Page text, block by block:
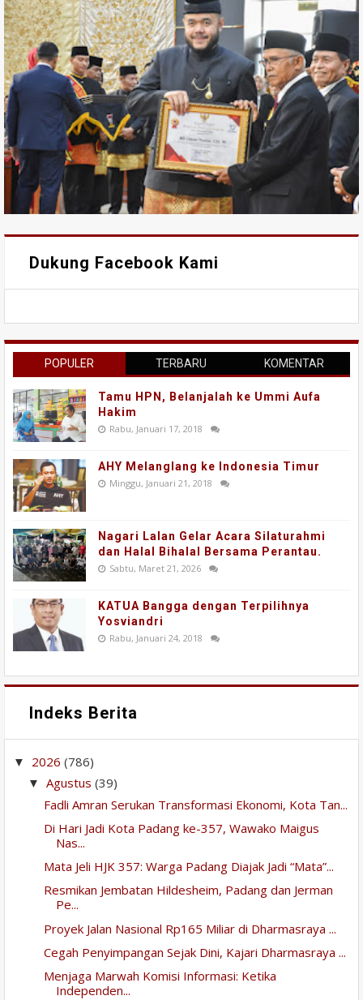
Dukung Facebook Kami
POPULER TERBARU KOMENTAR
Tamu HPN, Belanjalah ke Ummi Aufa
Hakim
Rabu, Januari 17, 2018
AHY Melanglang ke Indonesia Timur
Minggu, Januari 21, 2018
Nagari Lalan Gelar Acara Silaturahmi
dan Halal Bihalal Bersama Perantau.
Sabtu, Maret 21, 2026
KATUA Bangga dengan Terpilihnya
Yosviandri
Rabu, Januari 24, 2018
Indeks Berita
▼ 2026 (786)
▼ Agustus (39)
Fadli Amran Serukan Transformasi Ekonomi, Kota Tan...
Di Hari Jadi Kota Padang ke-357, Wawako Maigus
Nas...
Mata Jeli HJK 357: Warga Padang Diajak Jadi “Mata”...
Resmikan Jembatan Hildesheim, Padang dan Jerman
Pe...
Proyek Jalan Nasional Rp165 Miliar di Dharmasraya ...
Cegah Penyimpangan Sejak Dini, Kajari Dharmasraya ...
Menjaga Marwah Komisi Informasi: Ketika
Independen...